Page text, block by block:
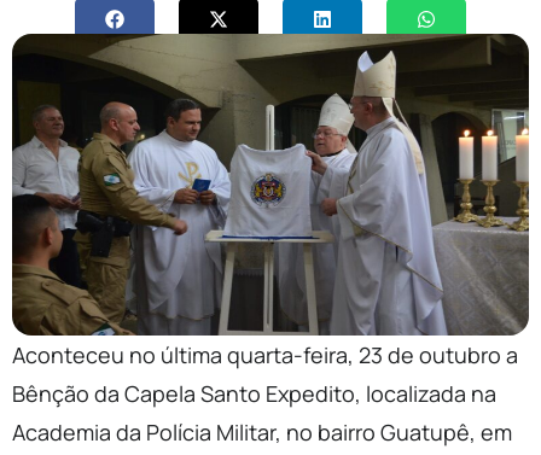
Aconteceu no última quarta-feira, 23 de outubro a
Bênção da Capela Santo Expedito, localizada na
Academia da Polícia Militar, no bairro Guatupê, em